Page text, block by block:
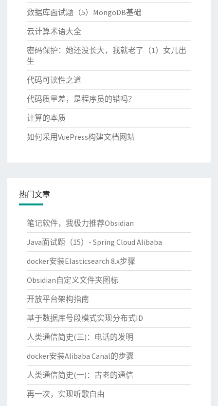
数据库面试题（5）MongoDB基础
云计算术语大全
密码保护：她还没长大，我就老了（1）女儿出
生
代码可读性之道
代码质量差，是程序员的错吗？
计算的本质
如何采用VuePress构建文档网站
热门文章
笔记软件，我极力推荐Obsidian
Java面试题（15）- Spring Cloud Alibaba
docker安装Elasticsearch 8.x步骤
Obsidian自定义文件夹图标
开放平台架构指南
基于数据库号段模式实现分布式ID
人类通信简史(三)：电话的发明
docker安装Alibaba Canal的步骤
人类通信简史(一)：古老的通信
再一次，实现听歌自由